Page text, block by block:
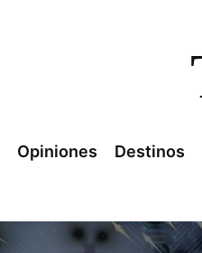
Opiniones Destinos